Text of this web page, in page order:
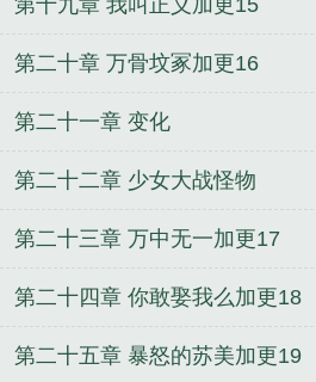
第十九章 我叫正义加更15
第二十章 万骨坟冢加更16
第二十一章 变化
第二十二章 少女大战怪物
第二十三章 万中无一加更17
第二十四章 你敢娶我么加更18
第二十五章 暴怒的苏美加更19